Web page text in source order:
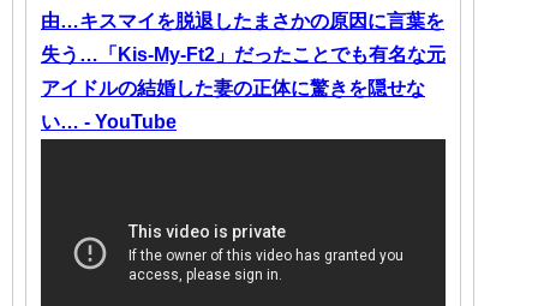
由…キスマイを脱退したまさかの原因に言葉を
失う…「Kis-My-Ft2」だったことでも有名な元
アイドルの結婚した妻の正体に驚きを隠せな
い… - YouTube